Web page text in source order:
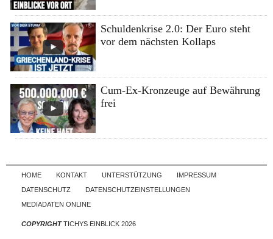
Schuldenkrise 2.0: Der Euro steht
vor dem nächsten Kollaps
Cum-Ex-Kronzeuge auf Bewährung
frei
Skip to content
HOME KONTAKT UNTERSTÜTZUNG
IMPRESSUM
DATENSCHUTZ
DATENSCHUTZEINSTELLUNGEN
MEDIADATEN ONLINE
COPYRIGHTTICHYS EINBLICK 2026